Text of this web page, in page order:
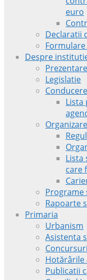
euro
Declaratii
Despre
Prezentare
Legislatie
Conducere
Lista
Organizare
Lista
care
Programe
Rapoarte
Primaria
Urbanism
Asistenta
Concursuri
Publicatii